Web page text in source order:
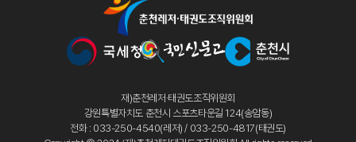
재)춘천레저·태권도조직위원회
강원특별자치도 춘천시 스포츠타운길 124(송암동)
전화 : 033-250-4540(레저) / 033-250-4817(태권도)